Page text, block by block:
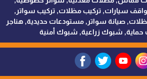
سيارات, تركيب مظلات, تركيب سواتر,
صيانة سواتر, مستودعات حديدية, هناجر
شبوك زراعية, شبوك أمنية